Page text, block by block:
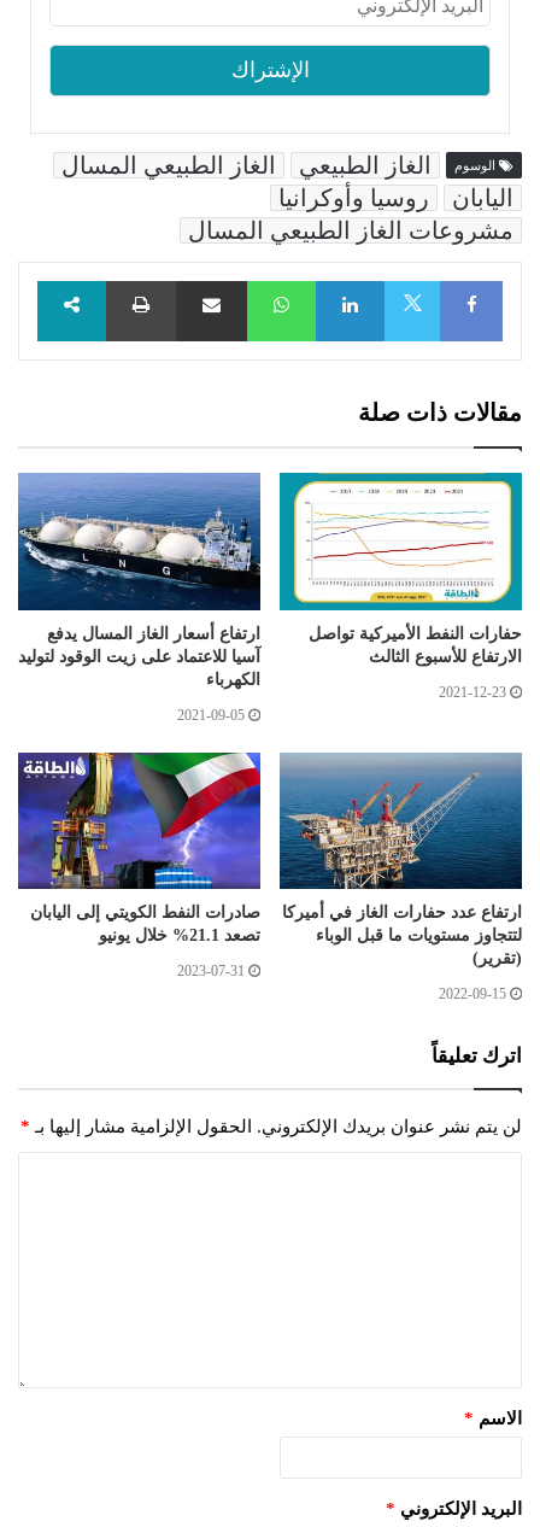
الوسوم الغاز الطبيعي
الغاز الطبيعي المسال
اليابان
روسيا وأوكرانيا
مشروعات الغاز الطبيعي المسال
Facebook
LinkedIn
WhatsAppمشاركة عبر البريد طباعة
مقالات ذات صلة
حفارات النفط الأميركية تواصل
الارتفاع للأسبوع الثالث
2021-12-23
ارتفاع أسعار الغاز المسال يدفع
آسيا للاعتماد على زيت الوقود لتوليد
الكهرباء
2021-09-05
ارتفاع عدد حفارات الغاز في أميركا
لتتجاوز مستويات ما قبل الوباء
(تقرير)
2022-09-15
صادرات النفط الكويتي إلى اليابان
تصعد 21.1% خلال يونيو
2023-07-31
اترك تعليقاً
لن يتم نشر عنوان بريدك الإلكتروني. الحقول الإلزامية مشار إليها بـ *
الاسم *
البريد الإلكتروني *